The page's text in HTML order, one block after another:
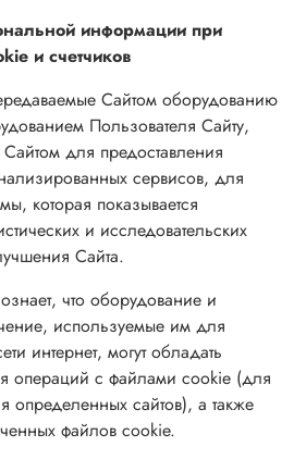
информации при
и счетчиков
Сайтом оборудованию
Пользователя Сайту,
Сайтом для предоставления
сервисов, для
которая показывается
и исследовательских
Сайта.
что оборудование и
используемые им для
интернет, могут обладать
операций с файлами cookie (для
определенных сайтов), а также
файлов cookie.